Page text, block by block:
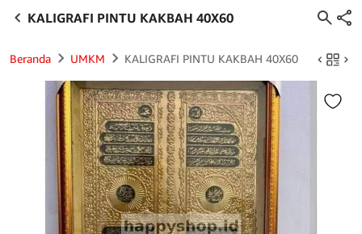
KALIGRAFI PINTU KAKBAH 40X60
Beranda UMKM KALIGRAFI PINTU KAKBAH 40X60